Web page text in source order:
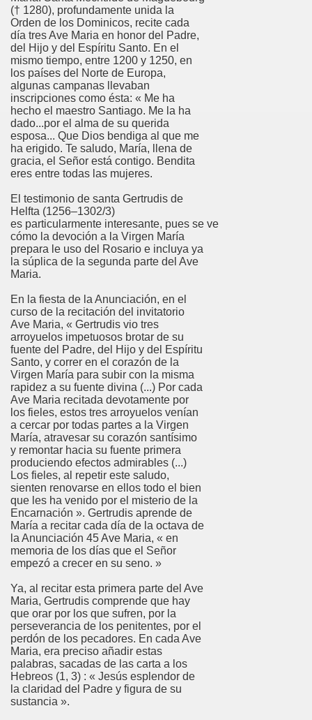
(† 1280), profundamente unida la
Orden de los Dominicos, recite cada
día tres Ave Maria en honor del Padre,
del Hijo y del Espíritu Santo. En el
mismo tiempo, entre 1200 y 1250, en
los países del Norte de Europa,
algunas campanas llevaban
inscripciones como ésta: « Me ha
hecho el maestro Santiago. Me la ha
dado...por el alma de su querida
esposa... Que Dios bendiga al que me
ha erigido. Te saludo, María, llena de
gracia, el Señor está contigo. Bendita
eres entre todas las mujeres.
El testimonio de santa Gertrudis de
Helfta (1256–1302/3)
es particularmente interesante, pues se ve
cómo la devoción a la Virgen María
prepara le uso del Rosario e incluya ya
la súplica de la segunda parte del Ave
Maria.
En la fiesta de la Anunciación, en el
curso de la recitación del invitatorio
Ave Maria, « Gertrudis vio tres
arroyuelos impetuosos brotar de su
fuente del Padre, del Hijo y del Espíritu
Santo, y correr en el corazón de la
Virgen María para subir con la misma
rapidez a su fuente divina (...) Por cada
Ave Maria recitada devotamente por
los fieles, estos tres arroyuelos venían
a cercar por todas partes a la Virgen
María, atravesar su corazón santísimo
y remontar hacia su fuente primera
produciendo efectos admirables (...)
Los fieles, al repetir este saludo,
sienten renovarse en ellos todo el bien
que les ha venido por el misterio de la
Encarnación ». Gertrudis aprende de
María a recitar cada día de la octava de
la Anunciación 45 Ave Maria, « en
memoria de los días que el Señor
empezó a crecer en su seno. »
Ya, al recitar esta primera parte del Ave
Maria, Gertrudis comprende que hay
que orar por los que sufren, por la
perseverancia de los penitentes, por el
perdón de los pecadores. En cada Ave
Maria, era preciso añadir estas
palabras, sacadas de las carta a los
Hebreos (1, 3) : « Jesús esplendor de
la claridad del Padre y figura de su
sustancia ».